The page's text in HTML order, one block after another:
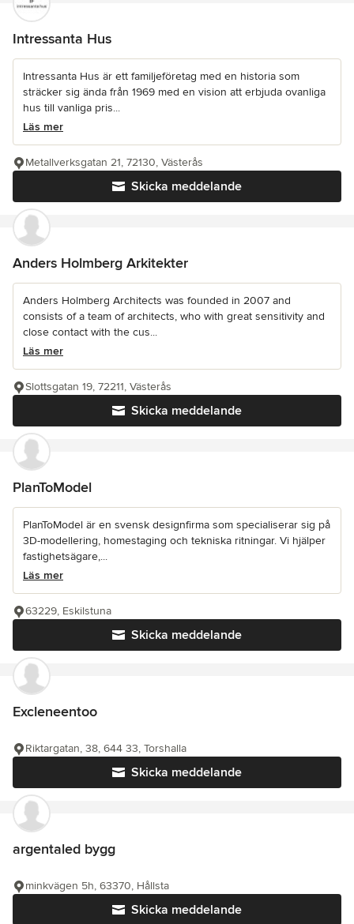
Intressanta Hus
Intressanta Hus är ett familjeföretag med en historia som
sträcker sig ända från 1969 med en vision att erbjuda ovanliga
hus till vanliga pris...
Läs mer
Skicka meddelande
Metallverksgatan 21, 72130, Västerås
Anders Holmberg Arkitekter
Anders Holmberg Architects was founded in 2007 and
consists of a team of architects, who with great sensitivity and
close contact with the cus...
Läs mer
Skicka meddelande
Slottsgatan 19, 72211, Västerås
PlanToModel
PlanToModel är en svensk designfirma som specialiserar sig på
3D-modellering, homestaging och tekniska ritningar. Vi hjälper
fastighetsägare,...
Läs mer
Skicka meddelande
63229, Eskilstuna
Excleneentoo
Skicka meddelande
Riktargatan, 38, 644 33, Torshalla
argentaled bygg
Skicka meddelande
minkvägen 5h, 63370, Hållsta